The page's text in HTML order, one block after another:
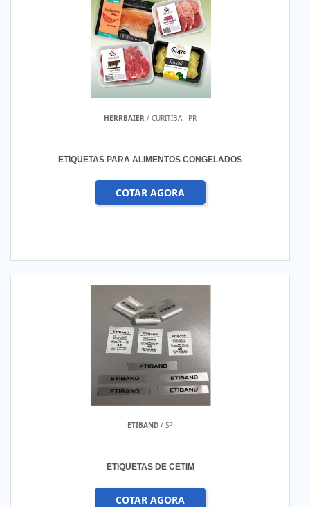
HERRBAIER / CURITIBA - PR
ETIQUETAS PARA ALIMENTOS CONGELADOS
COTAR AGORA
ETIBAND / SP
ETIQUETAS DE CETIM
COTAR AGORA